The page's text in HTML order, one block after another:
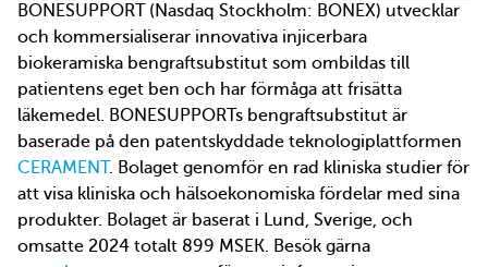
BONESUPPORT (Nasdaq Stockholm: BONEX) utvecklar
och kommersialiserar innovativa injicerbara
biokeramiska bengraftsubstitut som ombildas till
patientens eget ben och har förmåga att frisätta
läkemedel. BONESUPPORTs bengraftsubstitut är
baserade på den patentskyddade teknologiplattformen
CERAMENT . Bolaget genomför en rad kliniska studier för
att visa kliniska och hälsoekonomiska fördelar med sina
produkter. Bolaget är baserat i Lund, Sverige, och
omsatte 2024 totalt 899 MSEK. Besök gärna